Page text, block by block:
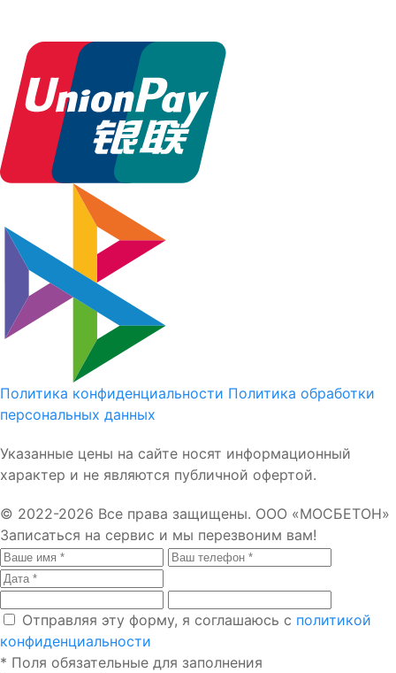
Политика конфиденциальности Политика обработки
персональных данных
Указанные цены на сайте носят информационный
характер и не являются публичной офертой.
© 2022-2026 Все права защищены. ООО «МОСБЕТОН»
Записаться на сервис и мы перезвоним вам!
Отправляя эту форму, я соглашаюсь с политикой
конфиденциальности
* Поля обязательные для заполнения